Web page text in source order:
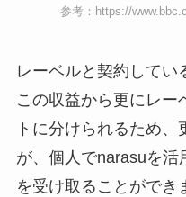
参考：https://
レーベルと契約してい
この収益から更にレー
トに分けられるため
が、個人でnarasuを
を受け取ることができ